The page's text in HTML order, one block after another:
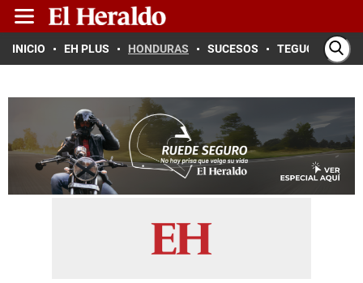
INICIO EH PLUS HONDURAS SUCESOS TEGUCIGALPA